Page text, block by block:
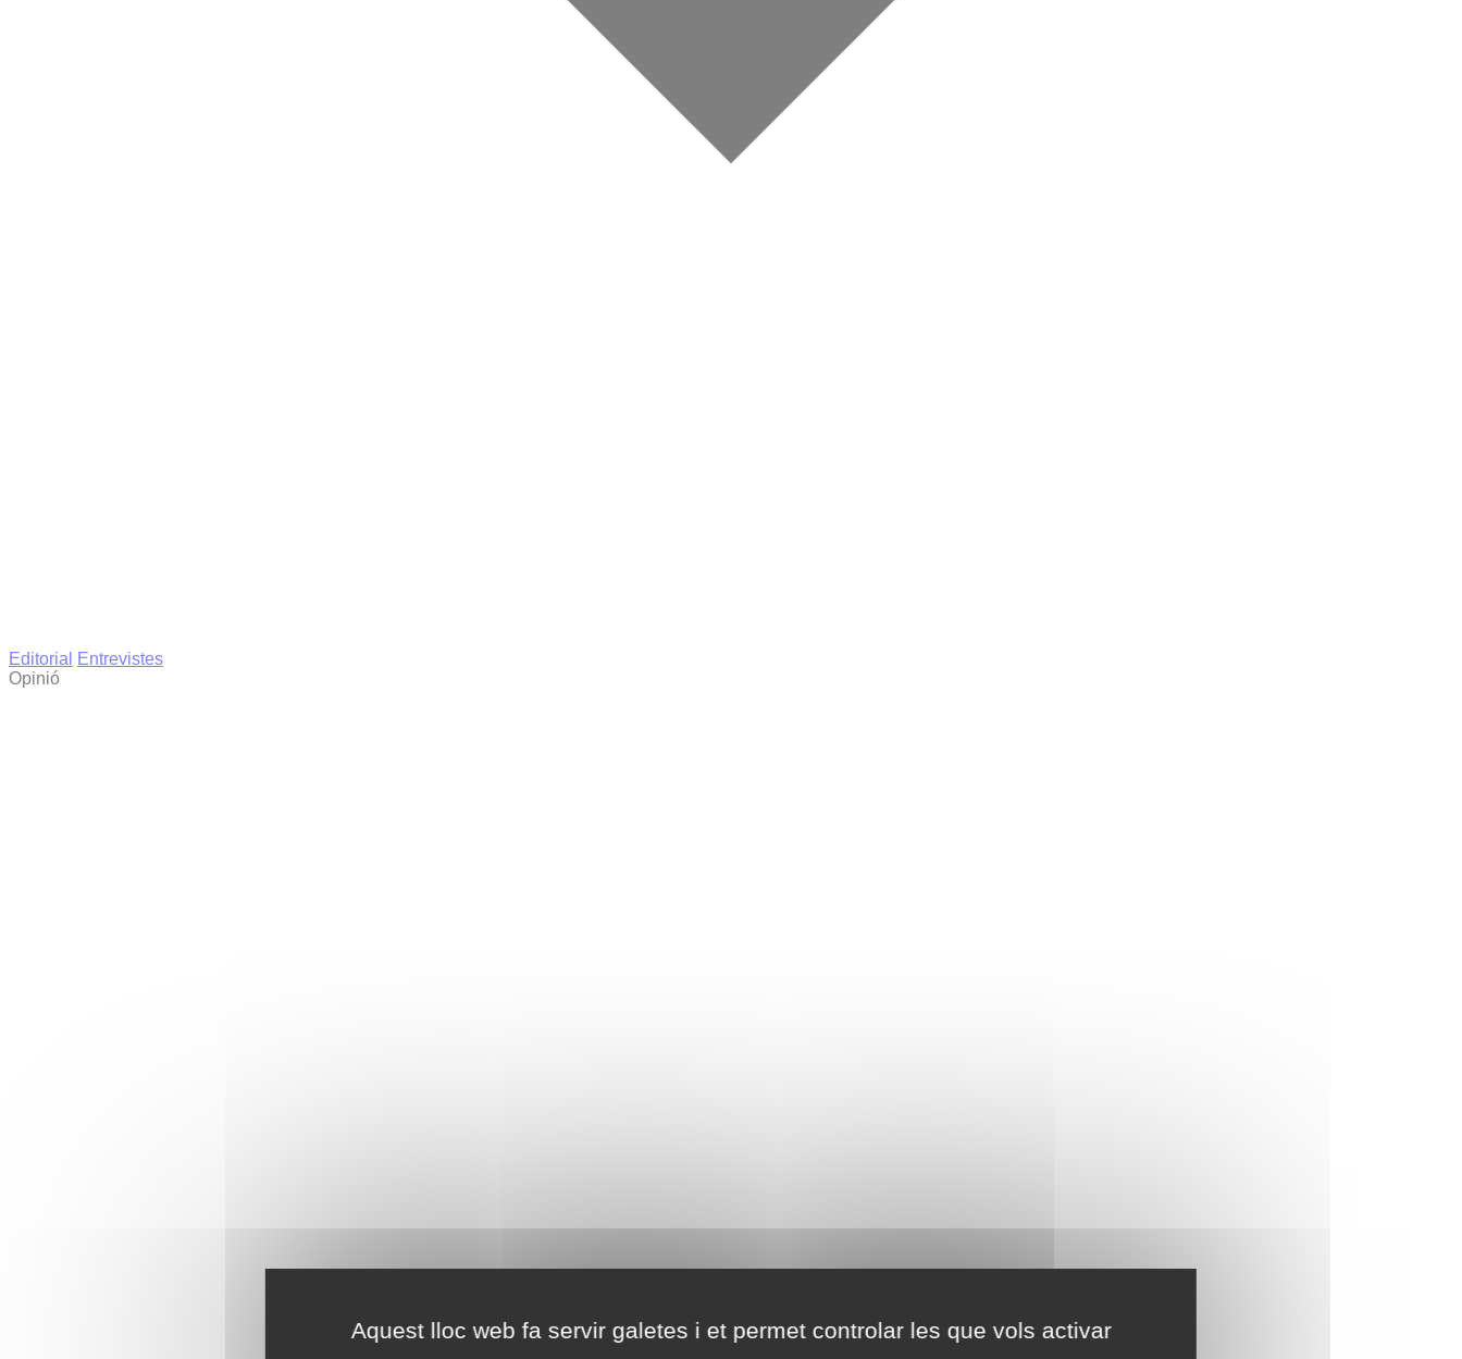
Aquest lloc web fa servir galetes i et permet controlar les que vols activar
Editorial
Entrevistes
Opinió